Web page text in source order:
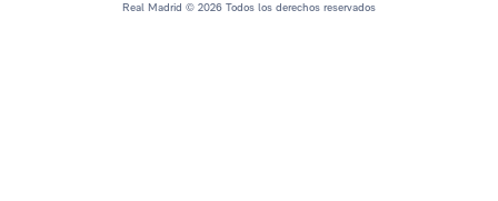
Real Madrid © 2026 Todos los derechos reservados